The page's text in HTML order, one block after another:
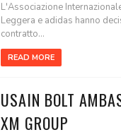
L'Associazione
Leggera e adidas hanno
contratto...
READ MORE
USAIN BOLT
XM GROUP